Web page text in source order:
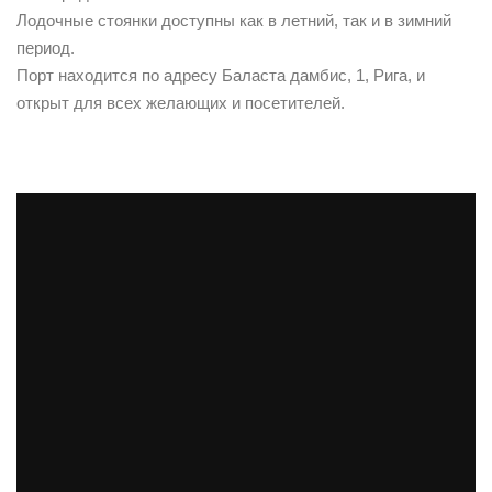
Лодочные стоянки доступны как в летний, так и в зимний
период.
Порт находится по адресу Баласта дамбис, 1, Рига, и
открыт для всех желающих и посетителей.